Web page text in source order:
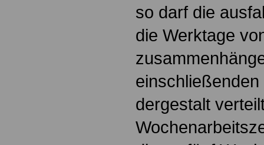
so darf die
die Werktage
dergestalt